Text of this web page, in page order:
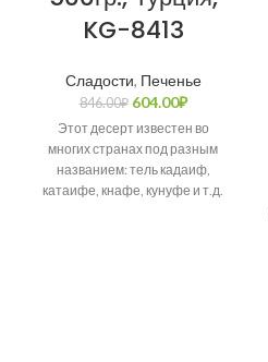
KG-8413
Сладости, Печенье
846.00₽ 604.00₽
Этот десерт известен во
многих странах под разным
названием: тель кадаиф,
катаифе, кнафе, кунуфе и т.д.